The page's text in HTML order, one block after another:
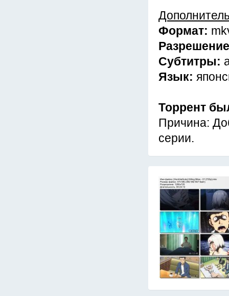
Формат:
Субтитры:
Язык:
Торрент
Причина:
серии.